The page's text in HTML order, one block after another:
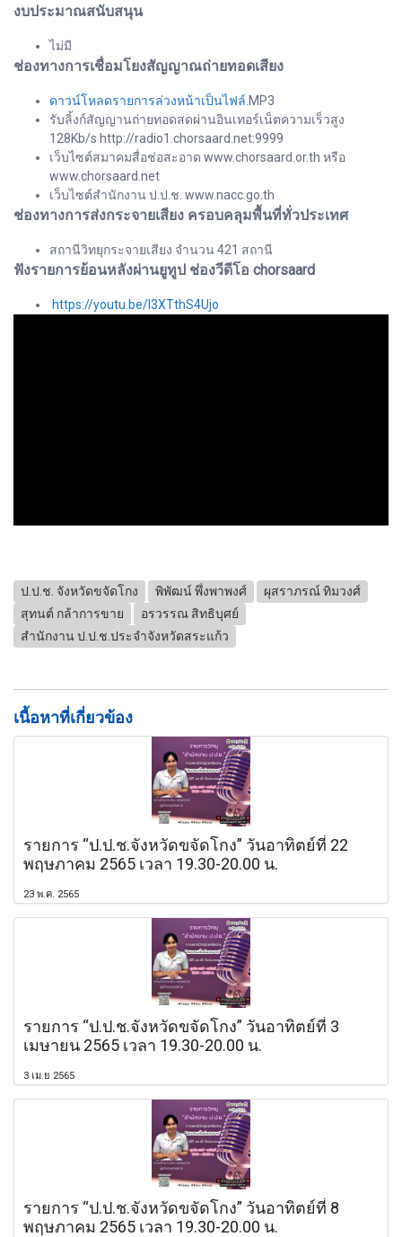
งบประมาณสนับสนุน
ไม่มี
ช่องทางการเชื่อมโยงสัญญาณถ่ายทอดเสียง
ดาวน์โหลดรายการล่วงหน้าเป็นไฟล์ .MP3
รับลิ้งก์สัญญานถ่ายทอดสดผ่านอินเทอร์เน็ตความเร็วสูง
128Kb/s http://radio1.chorsaard.net:9999
เว็บไซต์สมาคมสื่อช่อสะอาด www.chorsaard.or.th หรือ
www.chorsaard.net
เว็บไซต์สำนักงาน ป.ป.ช. www.nacc.go.th
ช่องทางการส่งกระจายเสียง ครอบคลุมพื้นที่ทั่วประเทศ
สถานีวิทยุกระจายเสียง จำนวน 421 สถานี
ฟังรายการย้อนหลังผ่านยูทูป ช่องวีดีโอ chorsaard
https://youtu.be/l3XTthS4Ujo
ป.ป.ช. จังหวัดขจัดโกง พิพัฒน์ พึ่งพาพงศ์
ผุสราภรณ์ ทิมวงศ์
สุทนต์ กล้าการขาย
อรวรรณ สิทธิบุศย์
สำนักงาน ป.ป.ช.ประจำจังหวัดสระแก้ว
เนื้อหาที่เกี่ยวข้อง
รายการ “ป.ป.ช.จังหวัดขจัดโกง” วันอาทิตย์ที่ 22
พฤษภาคม 2565 เวลา 19.30-20.00 น.
23 พ.ค. 2565
รายการ “ป.ป.ช.จังหวัดขจัดโกง” วันอาทิตย์ที่ 3
เมษายน 2565 เวลา 19.30-20.00 น.
3 เม.ย 2565
รายการ “ป.ป.ช.จังหวัดขจัดโกง” วันอาทิตย์ที่ 8
พฤษภาคม 2565 เวลา 19.30-20.00 น.